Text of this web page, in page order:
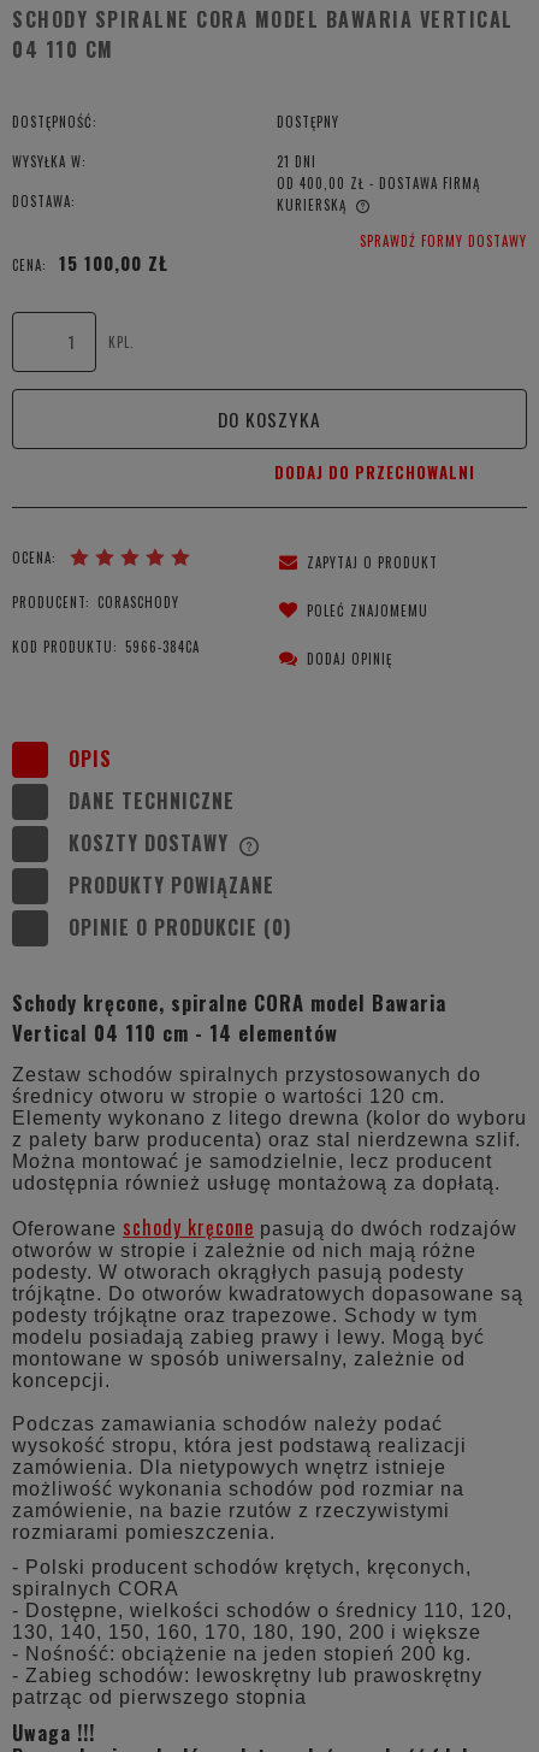
SCHODY SPIRALNE CORA MODEL BAWARIA VERTICAL
04 110 CM
DOSTĘPNOŚĆ: DOSTĘPNY
WYSYŁKA W: 21 DNI
DOSTAWA:
OD 400,00 ZŁ - DOSTAWA FIRMĄ
KURIERSKĄ
CENA NIE ZAWIERA EWENTUALNYCH KOSZTÓW PŁATNOŚCISPRAWDŹ FORMY DOSTAWY
CENA:
15 100,00 ZŁ
KPL.
DO KOSZYKA
DODAJ DO PRZECHOWALNI
OCENA:
PRODUCENT: CORASCHODY
KOD PRODUKTU: 5966-384CA
ZAPYTAJ O PRODUKT
POLEĆ ZNAJOMEMU
DODAJ OPINIĘ
OPIS
DANE TECHNICZNE
KOSZTY DOSTAWY
KOSZTÓW PŁATNOŚCI
PRODUKTY POWIĄZANE
OPINIE O PRODUKCIE (0)
Schody kręcone, spiralne CORA model Bawaria
Vertical 04 110 cm - 14 elementów
Zestaw schodów spiralnych przystosowanych do
średnicy otworu w stropie o wartości 120 cm.
Elementy wykonano z litego drewna (kolor do wyboru
z palety barw producenta) oraz stal nierdzewna szlif.
Można montować je samodzielnie, lecz producent
udostępnia również usługę montażową za dopłatą.
Oferowane schody kręcone pasują do dwóch rodzajów
otworów w stropie i zależnie od nich mają różne
podesty. W otworach okrągłych pasują podesty
trójkątne. Do otworów kwadratowych dopasowane są
podesty trójkątne oraz trapezowe. Schody w tym
modelu posiadają zabieg prawy i lewy. Mogą być
montowane w sposób uniwersalny, zależnie od
koncepcji.
Podczas zamawiania schodów należy podać
wysokość stropu, która jest podstawą realizacji
zamówienia. Dla nietypowych wnętrz istnieje
możliwość wykonania schodów pod rozmiar na
zamówienie, na bazie rzutów z rzeczywistymi
rozmiarami pomieszczenia.
- Polski producent schodów krętych, kręconych,
spiralnych CORA
- Dostępne, wielkości schodów o średnicy 110, 120,
130, 140, 150, 160, 170, 180, 190, 200 i większe
- Nośność: obciążenie na jeden stopień 200 kg.
- Zabieg schodów: lewoskrętny lub prawoskrętny
patrząc od pierwszego stopnia
Uwaga !!!